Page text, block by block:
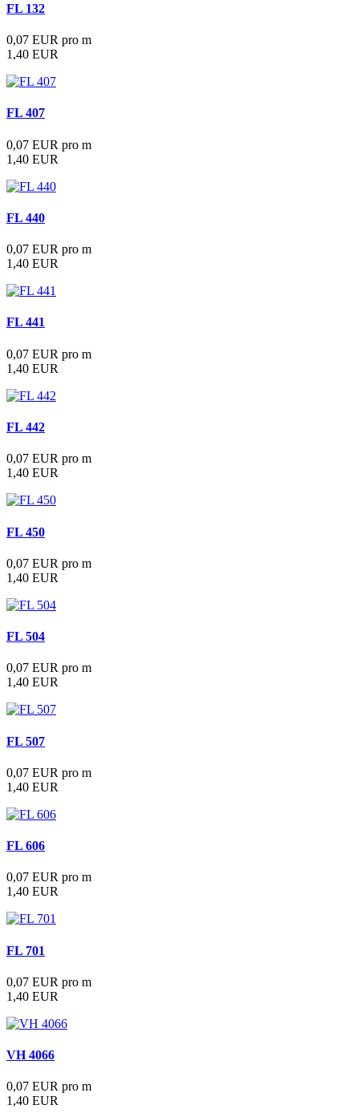
FL 132
0,07 EUR pro m
1,40 EUR
FL 407
0,07 EUR pro m
1,40 EUR
FL 440
0,07 EUR pro m
1,40 EUR
FL 441
0,07 EUR pro m
1,40 EUR
FL 442
0,07 EUR pro m
1,40 EUR
FL 450
0,07 EUR pro m
1,40 EUR
FL 504
0,07 EUR pro m
1,40 EUR
FL 507
0,07 EUR pro m
1,40 EUR
FL 606
0,07 EUR pro m
1,40 EUR
FL 701
0,07 EUR pro m
1,40 EUR
VH 4066
0,07 EUR pro m
1,40 EUR